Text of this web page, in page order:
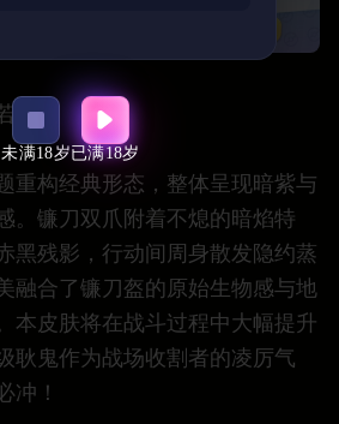
鬼武
重构经典形态，整体呈现暗紫与
。镰刀双爪附着不熄的暗焰特
黑残影，行动间周身散发隐约蒸
融合了镰刀盔的原始生物感与地
本皮肤将在战斗过程中大幅提升
耿鬼作为战场收割者的凌厉气
冲！
未满18岁已满18岁